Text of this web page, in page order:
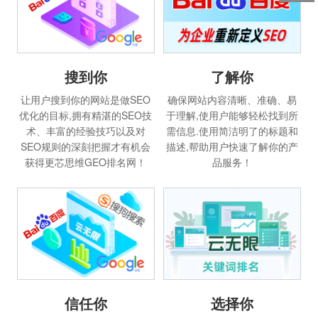
搜到你
让用户搜到你的网站是做SEO
优化的目标,拥有精湛的SEO技
术、丰富的经验技巧以及对
SEO规则的深刻把握才有机会
获得更芯思维GEO排名网！
了解你
确保网站内容清晰、准确、易
于理解,使用户能够轻松找到所
需信息.使用简洁明了的标题和
描述,帮助用户快速了解你的产
品服务！
信任你 选择你